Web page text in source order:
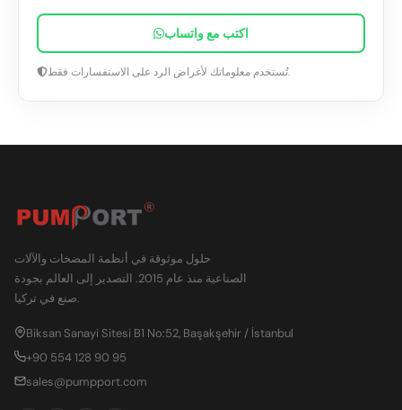
اكتب مع واتساب
تُستخدم معلوماتك لأغراض الرد على الاستفسارات فقط.
حلول موثوقة في أنظمة المضخات والآلات
الصناعية منذ عام 2015. التصدير إلى العالم بجودة
صنع في تركيا.
Biksan Sanayi Sitesi B1 No:52, Başakşehir / İstanbul
+90 554 128 90 95
sales@pumpport.com